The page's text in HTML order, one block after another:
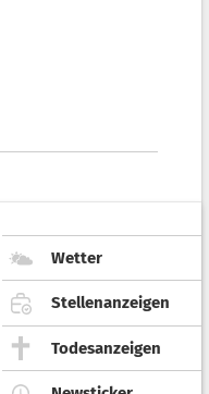
Wetter
Stellenanzeigen
Todesanzeigen